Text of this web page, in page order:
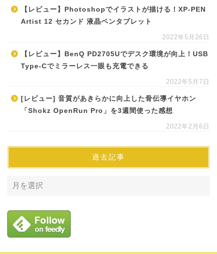
【レビュー】Photoshopでイラストが描ける！XP-PEN
Artist 12 セカンド 液晶ペンタブレット
2022年5月26日
【レビュー】BenQ PD2705Uでデスク環境が向上！USB
Type-Cでミラーレス一眼も充電できる
2022年5月7日
[レビュー] 音質があきらかに向上した骨伝導イヤホン
「Shokz OpenRun Pro」を3週間使った感想
2022年2月6日
過去記事